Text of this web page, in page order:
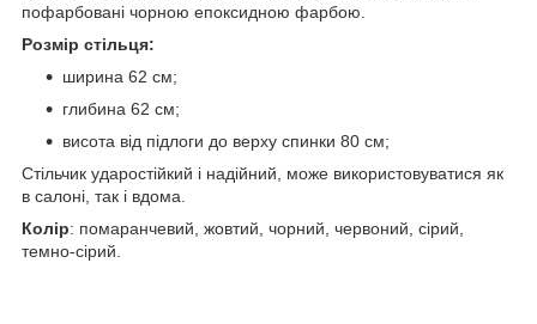
пофарбовані чорною епоксидною фарбою.
Розмір стільця:
ширина 62 см;
глибина 62 см;
висота від підлоги до верху спинки 80 см;
Стільчик ударостійкий і надійний, може використовуватися як
в салоні, так і вдома.
Колір: помаранчевий, жовтий, чорний, червоний, сірий,
темно-сірий.